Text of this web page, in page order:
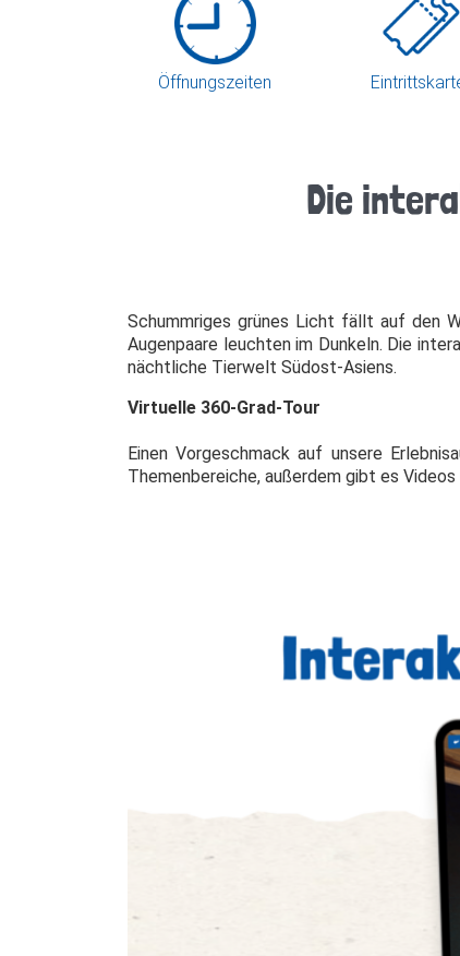
Öffnungszeiten
Die
Schummriges grünes Licht fällt auf den
Augenpaare leuchten im Dunkeln. Die
nächtliche Tierwelt Südost-Asiens.
Virtuelle 360-Grad-Tour
Einen Vorgeschmack auf unsere
Themenbereiche, außerdem gibt es